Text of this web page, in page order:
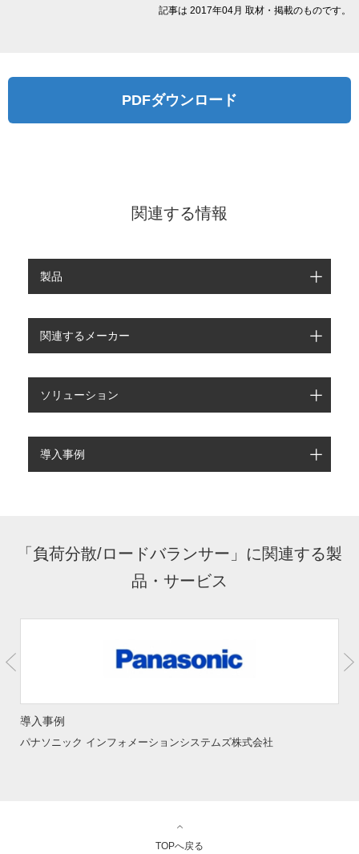
記事は 2017年04月 取材・掲載のものです。
PDFダウンロード
関連する情報
製品
関連するメーカー
ソリューション
導入事例
「負荷分散/ロードバランサー」に関連する製
品・サービス
導入事例
パナソニック インフォメーションシステムズ株式会社
TOPへ戻る